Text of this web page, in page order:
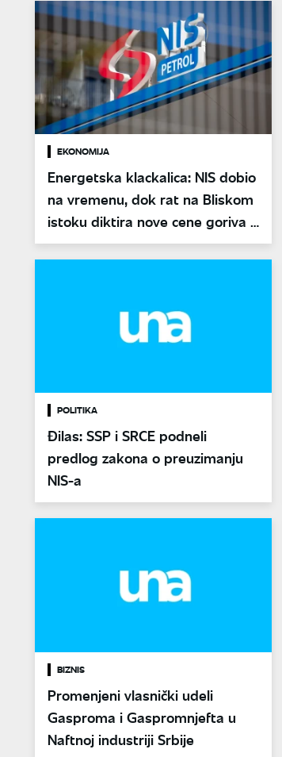
EKONOMIJA
Energetska klackalica: NIS dobio
na vremenu, dok rat na Bliskom
istoku diktira nove cene goriva u
Srbiji
POLITIKA
Đilas: SSP i SRCE podneli
predlog zakona o preuzimanju
NIS-a
BIZNIS
Promenjeni vlasnički udeli
Gasproma i Gaspromnjefta u
Naftnoj industriji Srbije